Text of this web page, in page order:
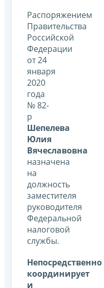
Распоряжением
Правительства
Российской
Федерации
от 24
января
2020
года
№ 82-
р
Шепелева
Юлия
Вячеславовна
назначена
на
должность
заместителя
руководителя
Федеральной
налоговой
службы.
Непосредственно
координирует
и